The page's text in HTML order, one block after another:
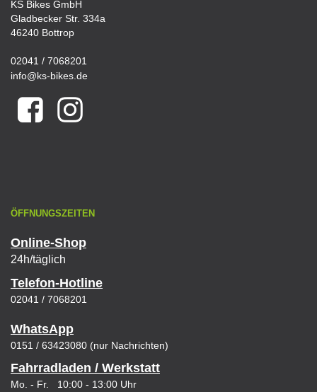
KS Bikes GmbH
Gladbecker Str. 334a
46240 Bottrop
02041 / 7068201
info@ks-bikes.de
ÖFFNUNGSZEITEN
Online-Shop
24h/täglich
Telefon-Hotline
02041 / 7068201
WhatsApp
0151 / 63423080 (nur Nachrichten)
Fahrradladen / Werkstatt
Mo. - Fr. 10:00 - 13:00 Uhr